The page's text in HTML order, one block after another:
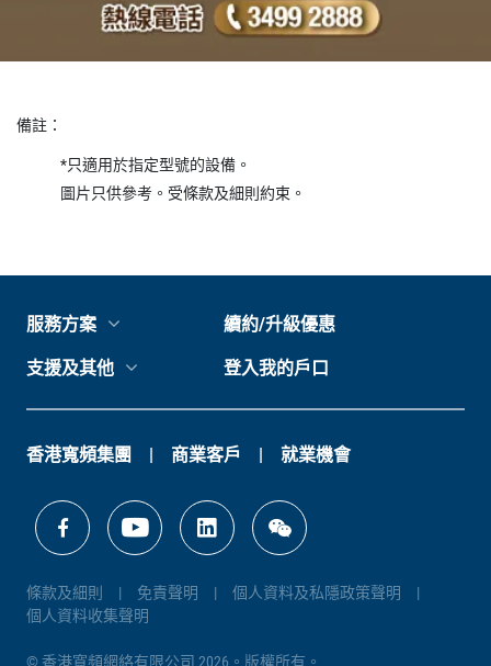
備註：
*只適用於指定型號的設備。
圖片只供參考。受條款及細則約束。
服務方案 續約/升級優惠
支援及其他 登入我的戶口
香港寬頻集團 商業客戶 就業機會
條款及細則 免責聲明
個人資料及私隱政策聲明
個人資料收集聲明
© 香港寬頻網絡有限公司 2026。版權所有。